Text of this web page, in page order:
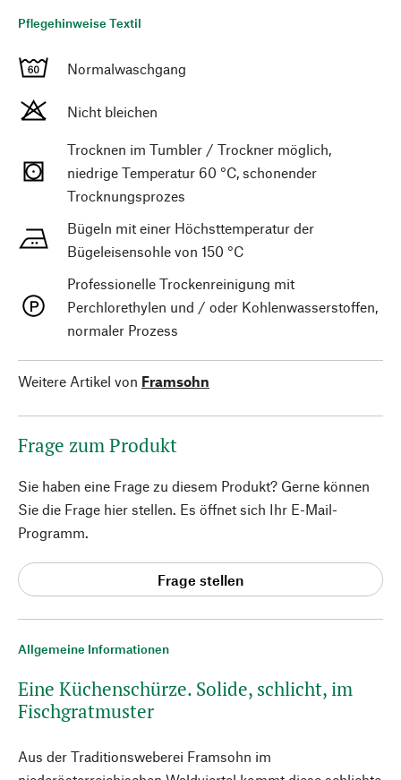
Allgemeine Informationen
Eine Küchenschürze. Solide, schlicht, im
Fischgratmuster
Aus der Traditionsweberei Framsohn im
Pflegehinweise Textil
Normalwaschgang
Nicht bleichen
Trocknen im Tumbler / Trockner möglich,
niedrige Temperatur 60 °C, schonender
Trocknungsprozes
Bügeln mit einer Höchsttemperatur der
Bügeleisensohle von 150 °C
Professionelle Trockenreinigung mit
Perchlorethylen und / oder Kohlenwasserstoffen,
normaler Prozess
Weitere Artikel von Framsohn
Frage zum Produkt
Sie haben eine Frage zu diesem Produkt? Gerne können
Sie die Frage hier stellen. Es öffnet sich Ihr E-Mail-
Programm.
Frage stellen